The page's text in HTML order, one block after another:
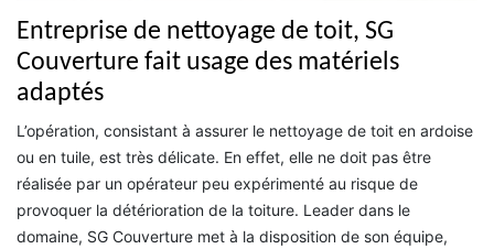
Entreprise de nettoyage de toit, SG
Couverture fait usage des matériels
adaptés
L’opération, consistant à assurer le nettoyage de toit en ardoise
ou en tuile, est très délicate. En effet, elle ne doit pas être
réalisée par un opérateur peu expérimenté au risque de
provoquer la détérioration de la toiture. Leader dans le
domaine, SG Couverture met à la disposition de son équipe,